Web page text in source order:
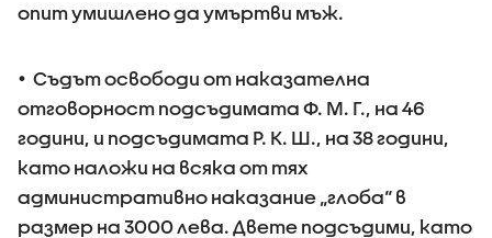
опит умишлено да умъртви мъж.
• Съдът освободи от наказателна
отговорност подсъдимата Ф. М. Г., на 46
години, и подсъдимата Р. К. Ш., на 38 години,
като наложи на всяка от тях
административно наказание „глоба“ в
размер на 3000 лева. Двете подсъдими, като